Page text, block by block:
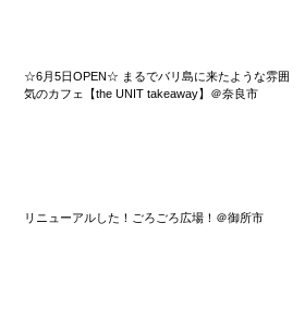
☆6月5日OPEN☆ まるでバリ島に来たような雰囲
気のカフェ【the UNIT takeaway】＠奈良市
リニューアルした！ごろごろ広場！＠御所市